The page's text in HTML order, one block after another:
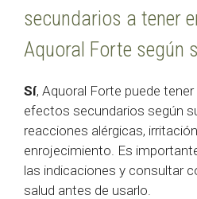
secundarios a tener
Aquoral Forte según
Sí, Aquoral Forte puede
efectos secundarios según
reacciones alérgicas,
enrojecimiento. Es
las indicaciones y consultar
salud antes de usarlo.